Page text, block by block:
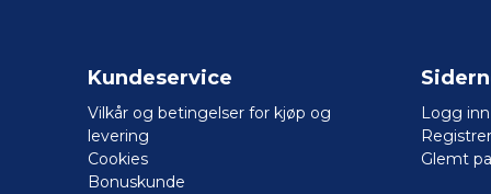
Kundeservice
Vilkår og betingelser for kjøp og
levering
Cookies
Bonuskunde
Logg inn
Glemt